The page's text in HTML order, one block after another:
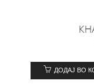
ДОДАЈ ВО